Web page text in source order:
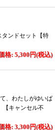
タンドセット【特
格: 5,300円(税込)
、わたしがゆいぱ
【キャンセル不
格: 3,300円(税込)